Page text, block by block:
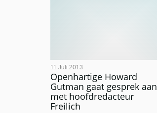
Openhartige Howard
Gutman gaat gesprek aan
met hoofdredacteur
Freilich
11 Juli 2013